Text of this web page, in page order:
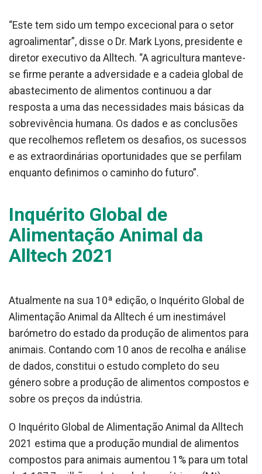
“Este tem sido um tempo excecional para o setor
agroalimentar”, disse o Dr. Mark Lyons, presidente e
diretor executivo da Alltech. “A agricultura manteve-
se firme perante a adversidade e a cadeia global de
abastecimento de alimentos continuou a dar
resposta a uma das necessidades mais básicas da
sobrevivência humana. Os dados e as conclusões
que recolhemos refletem os desafios, os sucessos
e as extraordinárias oportunidades que se perfilam
enquanto definimos o caminho do futuro”.
Inquérito Global de
Alimentação Animal da
Alltech 2021
Atualmente na sua 10ª edição, o Inquérito Global de
Alimentação Animal da Alltech é um inestimável
barómetro do estado da produção de alimentos para
animais. Contando com 10 anos de recolha e análise
de dados, constitui o estudo completo do seu
género sobre a produção de alimentos compostos e
sobre os preços da indústria.
O Inquérito Global de Alimentação Animal da Alltech
2021 estima que a produção mundial de alimentos
compostos para animais aumentou 1% para um total